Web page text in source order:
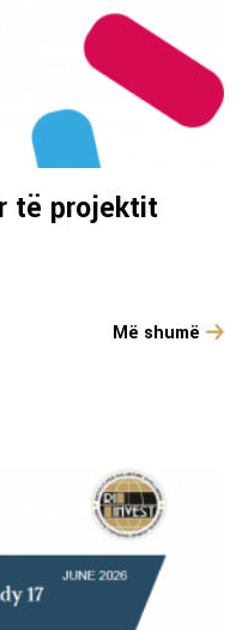
të projektit
Më shumë